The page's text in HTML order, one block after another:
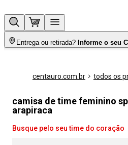
Entrega ou retirada? Informe o seu
centauro.com.br todos os
camisa de time feminino
arapiraca
Busque pelo seu time do coração